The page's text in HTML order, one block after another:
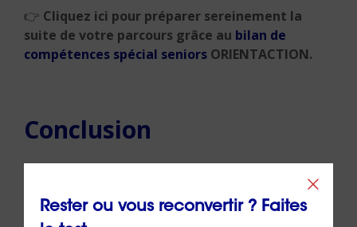
👉 Cliquez ici pour préparer sereinement la
suite de votre parcours grâce au bilan de
compétences spécial seniors ORIENTACTION.
Conclusion
ORIENTACTIONdéfend une vision cohérente et
humaniste de l’orientation : celle d’un
Rester ou vous reconvertir ? Faites